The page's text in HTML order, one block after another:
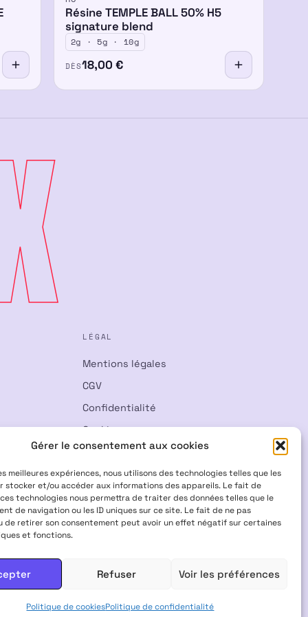
Gérer le consentement aux cookies
meilleures expériences, nous utilisons des technologies telles que les
stocker et/ou accéder aux informations des appareils. Le fait de
technologies nous permettra de traiter des données telles que le
de navigation ou les ID uniques sur ce site. Le fait de ne pas
de retirer son consentement peut avoir un effet négatif sur certaines
et fonctions.
Refuser Voir les préférences
Politique de cookiesPolitique de confidentialité
Résine TEMPLE BALL 50% H5
signature blend
2g · 5g · 10g
DÈS18,00 €
LÉGAL
Mentions légales
CGV
Confidentialité
Cookies
Rétractation
AUX FEMMES ENCEINTES & ALLAITANTES · NE PAS